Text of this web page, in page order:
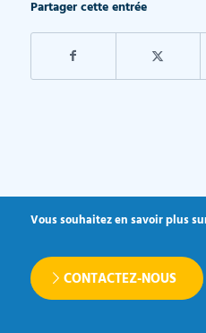
Partager cette entrée
Vous souhaitez en savoir plus
CONTACTEZ-NOUS